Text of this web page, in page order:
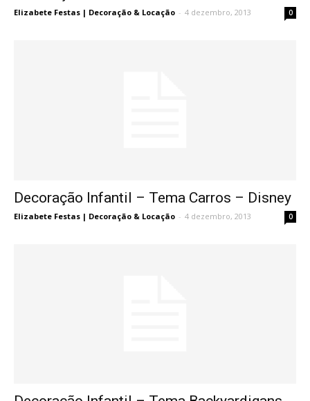
Elizabete Festas | Decoração & Locação - 4 dezembro, 2013 0
Decoração Infantil – Tema Carros – Disney
Elizabete Festas | Decoração & Locação - 4 dezembro, 2013 0